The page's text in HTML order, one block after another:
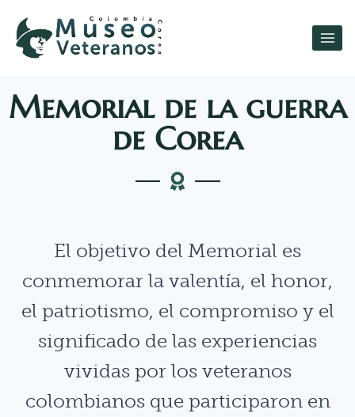
Memorial de la guerra
de Corea
El objetivo del Memorial es
conmemorar la valentía, el honor,
el patriotismo, el compromiso y el
significado de las experiencias
vividas por los veteranos
colombianos que participaron en